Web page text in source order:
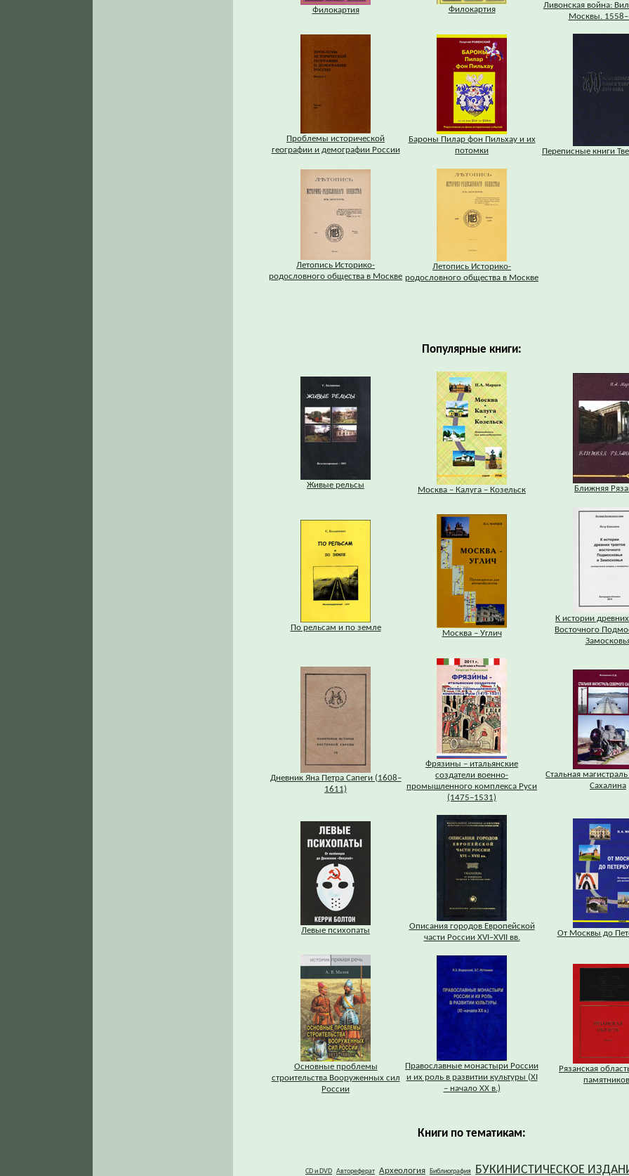
Филокартия Филокартия
Ливонская война:
Москвы.
Проблемы исторической
географии и демографии России
Бароны Пилар фон Пильхау и их
потомки
Переписные книги
Летопись Историко-
родословного общества в Москве
Летопись Историко-
родословного общества в Москве
Популярные книги:
Живые рельсы
Москва – Калуга – Козельск Ближняя
По рельсам и по земле
Москва – Углич
К истории
Восточного
Дневник Яна Петра Сапеги (1608–
1611)
Фрязины – итальянские
создатели военно-
промышленного комплекса Руси
(1475–1531)
Стальная
Сахалина
Левые психопаты
Описания городов Европейской
части России XVI–XVII вв.
От Москвы до
Основные проблемы
строительства Вооруженных сил
России
Православные монастыри России
и их роль в развитии культуры (XI
– начало XX в.)
Рязанская
Книги по тематикам:
CD и DVD Автореферат Археология Библиография БУКИНИСТИЧЕСКОЕ